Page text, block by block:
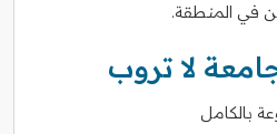
في المنطقة.
لا تروب
بالكامل